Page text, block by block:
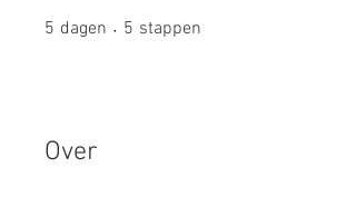
5 dagen 5 dagen
5 stappen
Over